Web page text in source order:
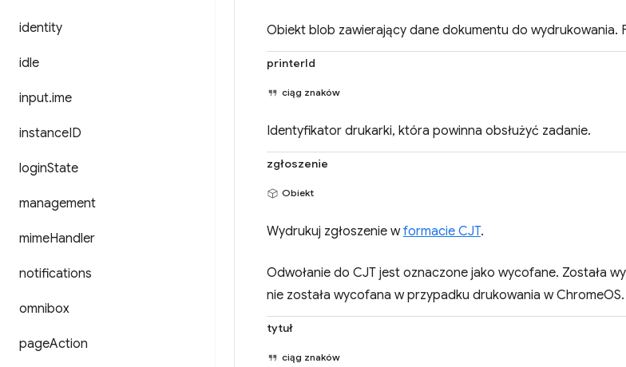
identity
idle
input.ime
instanceID
loginState
management
mimeHandler
notifications
omnibox
pageAction
Obiekt blob zawierający dane dokumentu do wydrukowania.
printerId
ciąg znaków
Identyfikator drukarki, która powinna obsłużyć zadanie.
zgłoszenie
Obiekt
Wydrukuj zgłoszenie wformacie CJT.
Odwołanie do CJT jest oznaczone jako wycofane. Została
nie została wycofana w przypadku drukowania w ChromeOS.
tytuł
ciąg znaków